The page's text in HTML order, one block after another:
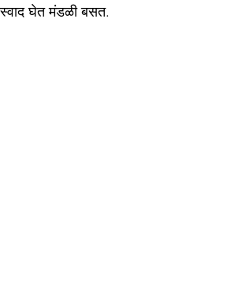
घेत मंडळी बसत.